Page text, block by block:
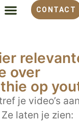
CONTACT
over
op
je video’s
laten je zien: